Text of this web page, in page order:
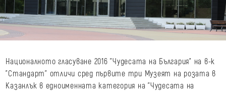
Националното гласуване 2016 "Чудесата на България" на в-к
"Стандарт" отличи сред първите три Музеят на розата в
Казанлък в едноименната категория на "Чудесата на